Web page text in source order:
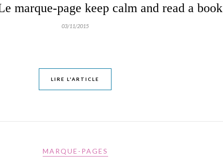
marque-page keep calm and read a book
03/11/2015
LIRE L'ARTICLE
MARQUE-PAGES